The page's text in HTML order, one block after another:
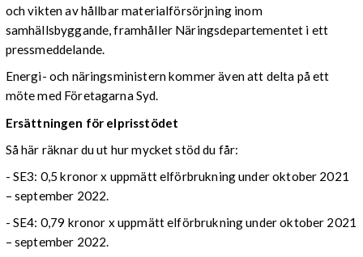
och vikten av hållbar materialförsörjning inom
samhällsbyggande, framhåller Näringsdepartementet i ett
pressmeddelande.
Energi- och näringsministern kommer även att delta på ett
möte med Företagarna Syd.
Ersättningen för elprisstödet
Så här räknar du ut hur mycket stöd du får:
- SE3: 0,5 kronor x uppmätt elförbrukning under oktober 2021
– september 2022.
- SE4: 0,79 kronor x uppmätt elförbrukning under oktober 2021
– september 2022.